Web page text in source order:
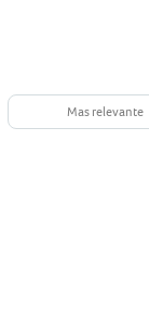
Mas relevante